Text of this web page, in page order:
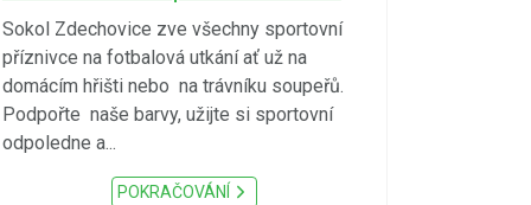
Sokol Zdechovice zve všechny sportovní
příznivce na fotbalová utkání ať už na
domácím hřišti nebo na trávníku soupeřů.
Podpořte naše barvy, užijte si sportovní
odpoledne a...
POKRAČOVÁNÍ